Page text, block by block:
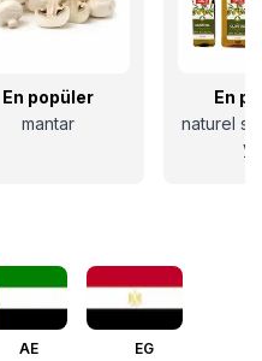
En popüler
mantar
En
naturel
AE EG